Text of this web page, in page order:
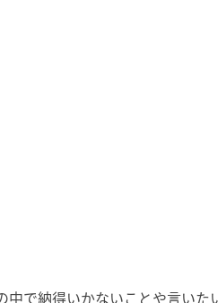
で納得いかないことや言い